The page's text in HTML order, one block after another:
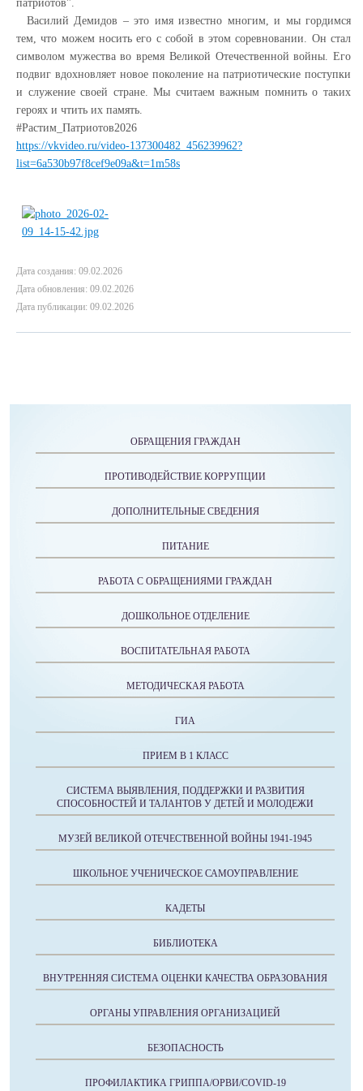
патриотов".
Василий Демидов – это имя известно многим, и мы гордимся
тем, что можем носить его с собой в этом соревновании. Он стал
символом мужества во время Великой Отечественной войны. Его
подвиг вдохновляет новое поколение на патриотические поступки
и служение своей стране. Мы считаем важным помнить о таких
героях и чтить их память.
#Растим_Патриотов2026
https://vkvideo.ru/video-137300482_456239962?
list=6a530b97f8cef9e09a&t=1m58s
Дата создания: 09.02.2026
Дата обновления: 09.02.2026
Дата публикации: 09.02.2026
ОБРАЩЕНИЯ ГРАЖДАН
ПРОТИВОДЕЙСТВИЕ КОРРУПЦИИ
ДОПОЛНИТЕЛЬНЫЕ СВЕДЕНИЯ
ПИТАНИЕ
РАБОТА С ОБРАЩЕНИЯМИ ГРАЖДАН
ДОШКОЛЬНОЕ ОТДЕЛЕНИЕ
ВОСПИТАТЕЛЬНАЯ РАБОТА
МЕТОДИЧЕСКАЯ РАБОТА
ГИА
ПРИЕМ В 1 КЛАСС
СИСТЕМА ВЫЯВЛЕНИЯ, ПОДДЕРЖКИ И РАЗВИТИЯ
СПОСОБНОСТЕЙ И ТАЛАНТОВ У ДЕТЕЙ И МОЛОДЕЖИ
МУЗЕЙ ВЕЛИКОЙ ОТЕЧЕСТВЕННОЙ ВОЙНЫ 1941-1945
ШКОЛЬНОЕ УЧЕНИЧЕСКОЕ САМОУПРАВЛЕНИЕ
КАДЕТЫ
БИБЛИОТЕКА
ВНУТРЕННЯЯ СИСТЕМА ОЦЕНКИ КАЧЕСТВА ОБРАЗОВАНИЯ
ОРГАНЫ УПРАВЛЕНИЯ ОРГАНИЗАЦИЕЙ
БЕЗОПАСНОСТЬ
ПРОФИЛАКТИКА ГРИППА/ОРВИ/COVID-19